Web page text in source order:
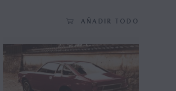
AÑADIR TODO